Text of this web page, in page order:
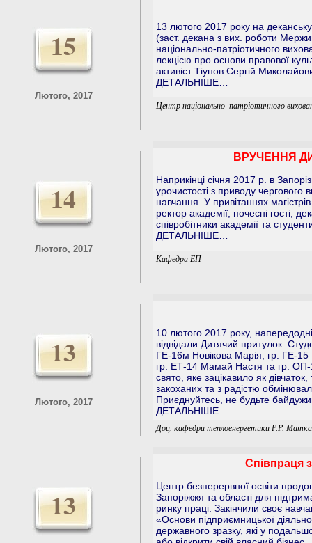
15
Лютого, 2017
13 лютого 2017 року на
(заст. декана з вих. роботи
національно-патріотичного
лекцією про основи правової
активіст Тіунов Сергій
ДЕТАЛЬНІШЕ…
Центр національно–патріотичного
14
Лютого, 2017
ВРУЧЕННЯ
Наприкінці січня 2017 р. в
урочистості з приводу чергового
навчання. У привітаннях
ректор академії, почесні гості,
співробітники академії та
ДЕТАЛЬНІШЕ…
Кафедра ЕП
13
Лютого, 2017
10 лютого 2017 року,
відвідали Дитячий притулок.
ГЕ-16м Новікова Марія, гр. ГЕ-
гр. ЕТ-14 Мамай Настя та гр. ОП-
свято, яке зацікавило як
закоханих та з радістю
Приєднуйтесь, не будьте
ДЕТАЛЬНІШЕ…
Доц. кафедри теплоенергетики Р.Р.
13
Співпраця
Центр безперервної освіти
Запоріжжя та області для
ринку праці. Закінчили своє
«Основи підприємницької
державного зразку, які у